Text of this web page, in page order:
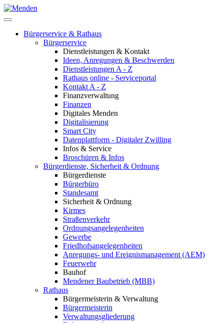
Bürgerservice & Rathaus
Bürgerservice
Dienstleistungen & Kontakt
Ideen, Anregungen & Beschwerden
Dienstleistungen A - Z
Rathaus online - Serviceportal
Kontakt A - Z
Finanzverwaltung
Finanzen
Digitales Menden
Digitalisierung
Smart City
Datenplattform - Digitaler Zwilling
Infos & Service
Broschüren & Infos
Bürgerdienste, Sicherheit & Ordnung
Bürgerdienste
Bürgerbüro
Standesamt
Sicherheit & Ordnung
Kirmes
Straßenverkehr
Ordnungsangelegenheiten
Gewerbe
Friedhofsangelegenheiten
Anregungs- und Ereignismanagement (AEM)
Feuerwehr
Bauhof
Mendener Baubetrieb (MBB)
Rathaus
Bürgermeisterin & Verwaltung
Bürgermeisterin
Verwaltungsgliederung